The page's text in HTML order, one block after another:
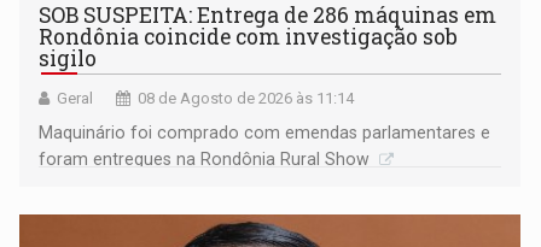
SOB SUSPEITA: Entrega de 286 máquinas em
Rondônia coincide com investigação sob
sigilo
Geral 08 de Agosto de 2026 às 11:14
Maquinário foi comprado com emendas parlamentares e
foram entregues na Rondônia Rural Show